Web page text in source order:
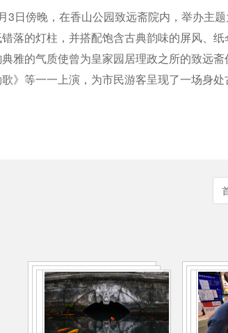
3日傍晚，在香山公园致远斋院内，举办主
落的灯柱，并搭配饱含古典韵味的屏风、
雅的气质使曾为皇家园居理政之所的致远
歌》等一一上演，为市民游客呈现了一场身